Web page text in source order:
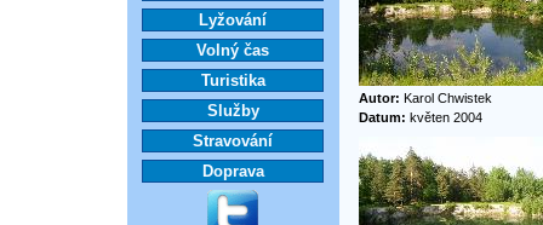
Lyžování
Volný čas
Turistika
Služby
Stravování
Doprava
Autor: Karol Chwistek
Datum: květen 2004